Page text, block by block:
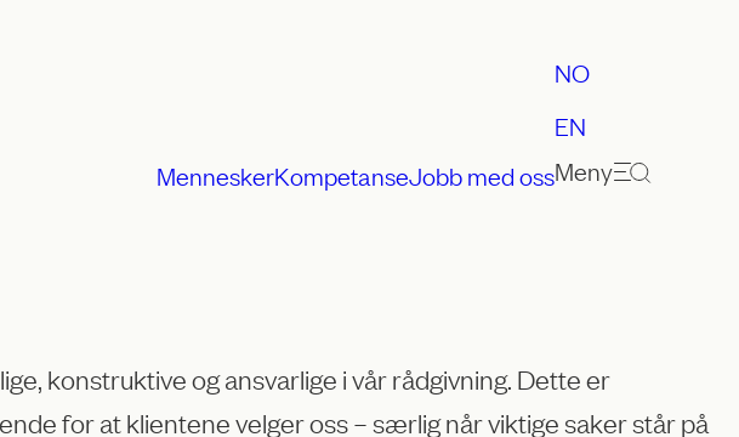
MenneskerKompetanseJobb med oss
NO
EN
Meny
konstruktive og ansvarlige i vår rådgivning. Dette er
for at klientene velger oss – særlig når viktige saker står på